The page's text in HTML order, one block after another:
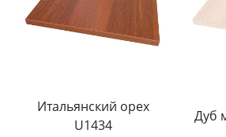
Итальянский орех
U1434
Дуб